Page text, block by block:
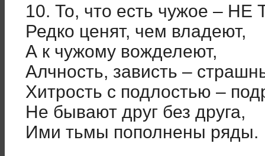
10. То, что есть чужое – НЕ
Редко ценят, чем владеют,
А к чужому вожделеют,
Алчность, зависть –
Хитрость с подлостью –
Не бывают друг без друга,
Ими тьмы пополнены ряды.